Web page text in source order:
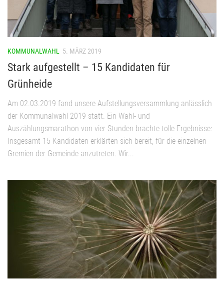
KOMMUNALWAHL 5. MÄRZ 2019
Stark aufgestellt – 15 Kandidaten für
Grünheide
Am 02.03.2019 fand unsere Aufstellungsversammlung anlässlich
der Kommunalwahl 2019 statt. Ein Wahl- und
Auszählungsmarathon von vier Stunden brachte tolle Ergebnisse:
Insgesamt 15 Kandidaten erklärten sich bereit, für die einzelnen
Gremien der Gemeinde anzutreten. Wir...